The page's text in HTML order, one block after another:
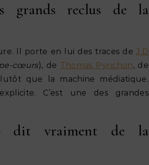
grands reclus de la
Il porte en lui des traces deJ.D
cœurs), de Thomas Pynchon, de
que la machine médiatique.
C’est une des grandes
dit vraiment de la